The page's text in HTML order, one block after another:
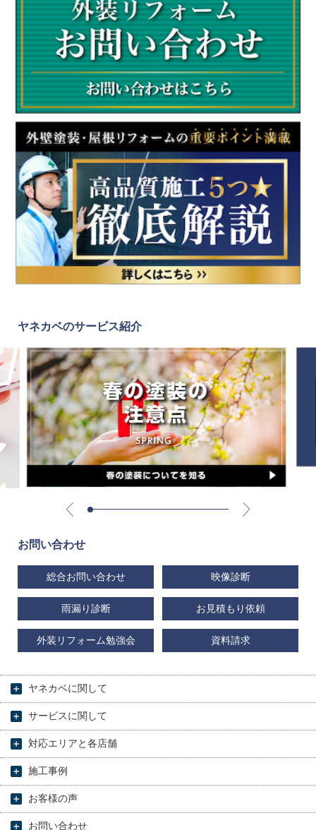
ヤネカベのサービス紹介
お問い合わせ
総合お問い合わせ 映像診断
雨漏り診断 お見積もり依頼
外装リフォーム勉強会 資料請求
ヤネカベに関して
サービスに関して
対応エリアと各店舗
施工事例
お客様の声
お問い合わせ